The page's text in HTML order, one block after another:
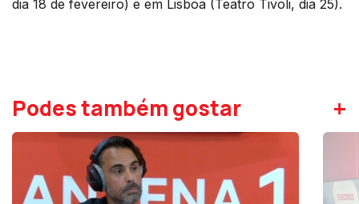
dia 18 de fevereiro) e em Lisboa (Teatro Tivoli, dia 25).
Podes também gostar +